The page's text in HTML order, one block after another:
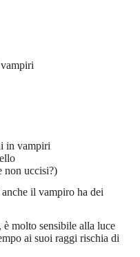
in vampiri
non uccisi?)
il vampiro ha dei
molto sensibile alla luce
ai suoi raggi rischia di